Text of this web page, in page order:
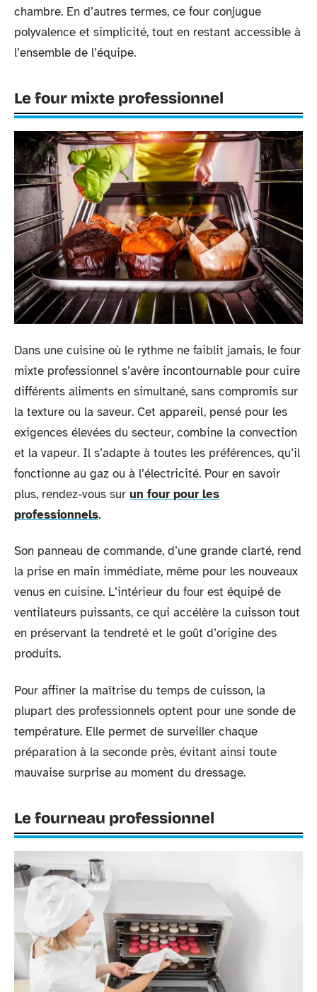
chambre. En d’autres termes, ce four conjugue
polyvalence et simplicité, tout en restant accessible à
l’ensemble de l’équipe.
Le four mixte professionnel
Dans une cuisine où le rythme ne faiblit jamais, le four
mixte professionnel s’avère incontournable pour cuire
différents aliments en simultané, sans compromis sur
la texture ou la saveur. Cet appareil, pensé pour les
exigences élevées du secteur, combine la convection
et la vapeur. Il s’adapte à toutes les préférences, qu’il
fonctionne au gaz ou à l’électricité. Pour en savoir
plus, rendez-vous sur un four pour les
professionnels.
Son panneau de commande, d’une grande clarté, rend
la prise en main immédiate, même pour les nouveaux
venus en cuisine. L’intérieur du four est équipé de
ventilateurs puissants, ce qui accélère la cuisson tout
en préservant la tendreté et le goût d’origine des
produits.
Pour affiner la maîtrise du temps de cuisson, la
plupart des professionnels optent pour une sonde de
température. Elle permet de surveiller chaque
préparation à la seconde près, évitant ainsi toute
mauvaise surprise au moment du dressage.
Le fourneau professionnel